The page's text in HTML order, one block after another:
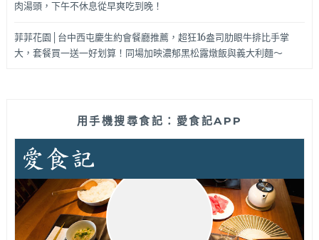
肉湯頭，下午不休息從早爽吃到晚！
菲菲花園│台中西屯慶生約會餐廳推薦，超狂16盎司肋眼牛排比手掌
大，套餐買一送一好划算！同場加映濃郁黑松露燉飯與義大利麵～
用手機搜尋食記：愛食記APP